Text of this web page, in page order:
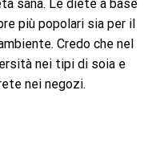
sana. Le diete a base
più popolari sia per il
Credo che nel
nei tipi di soia e
nei negozi.